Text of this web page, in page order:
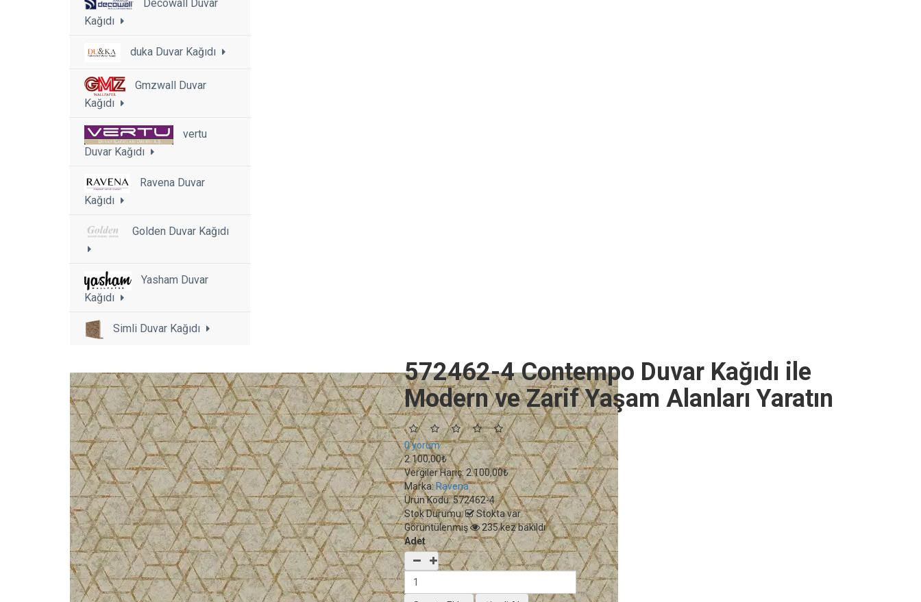
Decowall Duvar
Kağıdı
duka Duvar Kağıdı
Gmzwall Duvar
Kağıdı
vertu
Duvar Kağıdı
Ravena Duvar
Kağıdı
Golden Duvar Kağıdı
Yasham Duvar
Kağıdı
Simli Duvar Kağıdı
572462-4 Contempo Duvar Kağıdı ile
Modern ve Zarif Yaşam Alanları Yaratın
0 yorum
2.100,00₺
Vergiler Hariç: 2.100,00₺
Marka:Ravena
Ürün Kodu:572462-4
Stok Durumu:
Stokta var
Görüntülenmiş
235 kez bakıldı
Adet